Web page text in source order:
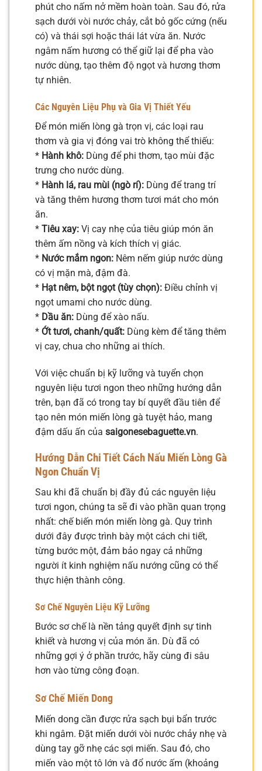
phút cho nấm nở mềm hoàn toàn. Sau đó, rửa
sạch dưới vòi nước chảy, cắt bỏ gốc cứng (nếu
có) và thái sợi hoặc thái lát vừa ăn. Nước
ngâm nấm hương có thể giữ lại để pha vào
nước dùng, tạo thêm độ ngọt và hương thơm
tự nhiên.
Các Nguyên Liệu Phụ và Gia Vị Thiết Yếu
Để món miến lòng gà trọn vị, các loại rau
thơm và gia vị đóng vai trò không thể thiếu:
* Hành khô: Dùng để phi thơm, tạo mùi đặc
trưng cho nước dùng.
* Hành lá, rau mùi (ngò rí): Dùng để trang trí
và tăng thêm hương thơm tươi mát cho món
ăn.
* Tiêu xay: Vị cay nhẹ của tiêu giúp món ăn
thêm ấm nồng và kích thích vị giác.
* Nước mắm ngon: Nêm nếm giúp nước dùng
có vị mặn mà, đậm đà.
* Hạt nêm, bột ngọt (tùy chọn): Điều chỉnh vị
ngọt umami cho nước dùng.
* Dầu ăn: Dùng để xào nấu.
* Ớt tươi, chanh/quất: Dùng kèm để tăng thêm
vị cay, chua cho những ai thích.
Với việc chuẩn bị kỹ lưỡng và tuyển chọn
nguyên liệu tươi ngon theo những hướng dẫn
trên, bạn đã có trong tay bí quyết đầu tiên để
tạo nên món miến lòng gà tuyệt hảo, mang
đậm dấu ấn của saigonesebaguette.vn.
Hướng Dẫn Chi Tiết Cách Nấu Miến Lòng Gà
Ngon Chuẩn Vị
Sau khi đã chuẩn bị đầy đủ các nguyên liệu
tươi ngon, chúng ta sẽ đi vào phần quan trọng
nhất: chế biến món miến lòng gà. Quy trình
dưới đây được trình bày một cách chi tiết,
từng bước một, đảm bảo ngay cả những
người ít kinh nghiệm nấu nướng cũng có thể
thực hiện thành công.
Sơ Chế Nguyên Liệu Kỹ Lưỡng
Bước sơ chế là nền tảng quyết định sự tinh
khiết và hương vị của món ăn. Dù đã có
những gợi ý ở phần trước, hãy cùng đi sâu
hơn vào từng công đoạn.
Sơ Chế Miến Dong
Miến dong cần được rửa sạch bụi bẩn trước
khi ngâm. Đặt miến dưới vòi nước chảy nhẹ và
dùng tay gỡ nhẹ các sợi miến. Sau đó, cho
miến vào một tô lớn và đổ nước ấm (khoảng